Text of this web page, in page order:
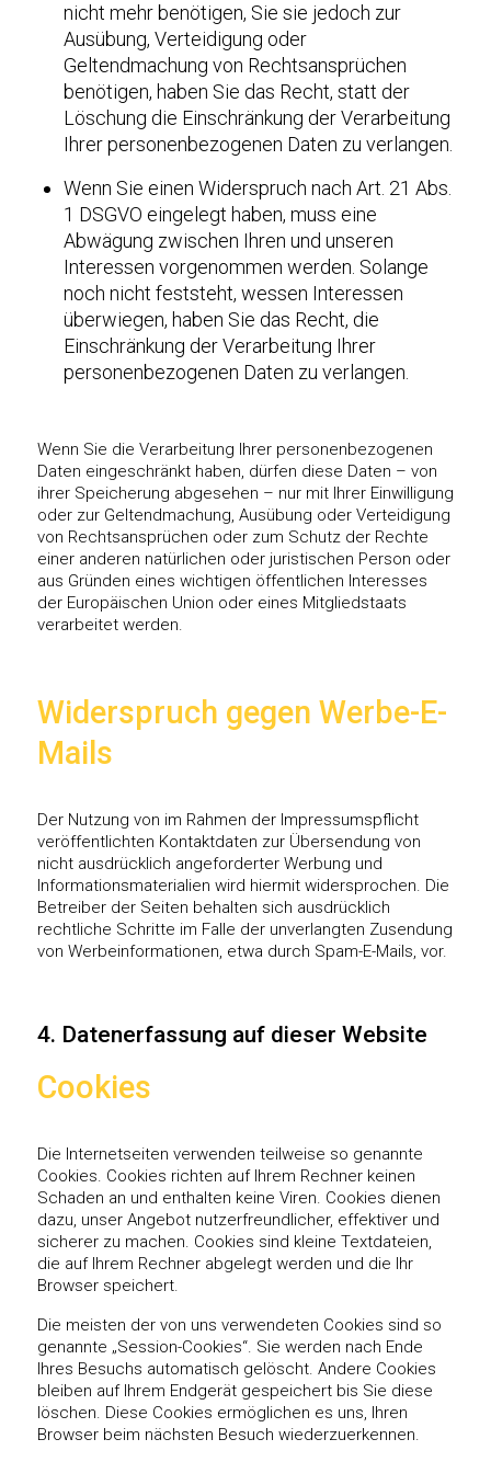
nicht mehr benötigen, Sie sie jedoch zur
Ausübung, Verteidigung oder
Geltendmachung von Rechtsansprüchen
benötigen, haben Sie das Recht, statt der
Löschung die Einschränkung der Verarbeitung
Ihrer personenbezogenen Daten zu verlangen.
Wenn Sie einen Widerspruch nach Art. 21 Abs.
1 DSGVO eingelegt haben, muss eine
Abwägung zwischen Ihren und unseren
Interessen vorgenommen werden. Solange
noch nicht feststeht, wessen Interessen
überwiegen, haben Sie das Recht, die
Einschränkung der Verarbeitung Ihrer
personenbezogenen Daten zu verlangen.
Wenn Sie die Verarbeitung Ihrer personenbezogenen
Daten eingeschränkt haben, dürfen diese Daten – von
ihrer Speicherung abgesehen – nur mit Ihrer Einwilligung
oder zur Geltendmachung, Ausübung oder Verteidigung
von Rechtsansprüchen oder zum Schutz der Rechte
einer anderen natürlichen oder juristischen Person oder
aus Gründen eines wichtigen öffentlichen Interesses
der Europäischen Union oder eines Mitgliedstaats
verarbeitet werden.
Widerspruch gegen Werbe-E-
Mails
Der Nutzung von im Rahmen der Impressumspflicht
veröffentlichten Kontaktdaten zur Übersendung von
nicht ausdrücklich angeforderter Werbung und
Informationsmaterialien wird hiermit widersprochen. Die
Betreiber der Seiten behalten sich ausdrücklich
rechtliche Schritte im Falle der unverlangten Zusendung
von Werbeinformationen, etwa durch Spam-E-Mails, vor.
4. Datenerfassung auf dieser Website
Cookies
Die Internetseiten verwenden teilweise so genannte
Cookies. Cookies richten auf Ihrem Rechner keinen
Schaden an und enthalten keine Viren. Cookies dienen
dazu, unser Angebot nutzerfreundlicher, effektiver und
sicherer zu machen. Cookies sind kleine Textdateien,
die auf Ihrem Rechner abgelegt werden und die Ihr
Browser speichert.
Die meisten der von uns verwendeten Cookies sind so
genannte „Session-Cookies“. Sie werden nach Ende
Ihres Besuchs automatisch gelöscht. Andere Cookies
bleiben auf Ihrem Endgerät gespeichert bis Sie diese
löschen. Diese Cookies ermöglichen es uns, Ihren
Browser beim nächsten Besuch wiederzuerkennen.